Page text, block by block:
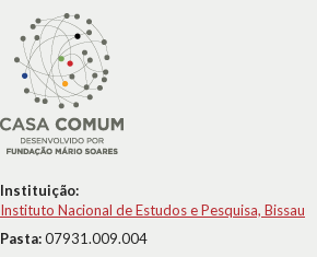
Instituição:
Instituto Nacional de Estudos e Pesquisa, Bissau
Pasta:07931.009.004